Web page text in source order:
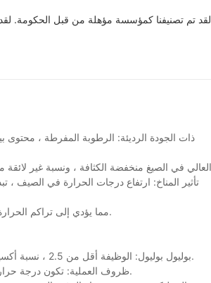
لقد تم تصنيفنا كمؤسسة مؤهلة من قبل الحكومة.
تخزين غير لائق: زيادة مؤشر TDI مما يؤدي إلى تراكم الحرارة أثناء المعالجة ، مما يؤدي إلى ارتفاع درجة الحرارة الداخلية والحروق الأساسية.
بوليول بوليول: الوظيفة أقل من 2.5 ، نسبة أكسيد البروبيلين أكبر من 8 ٪ ، نسبة عالية من مكونات الوزن الجزيئي المنخفضة ، دون تشبع أكبر من 0.05 مول/كجم.
ظروف العملية: تكون درجة حرارة مركز التفاعل منخفضة جدًا أو مرتفعة جدًا ، أو رديئة بعد المعالجة ، أو التفاعل غير المكتمل ، أو الحارقة الجزئية.